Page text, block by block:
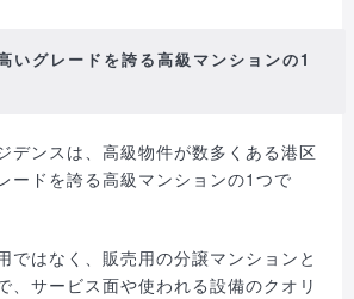
いグレードを誇る高級マンションの1
デンスは、高級物件が数多くある港区
ードを誇る高級マンションの1つで
ではなく、販売用の分譲マンションと
、サービス面や使われる設備のクオリ